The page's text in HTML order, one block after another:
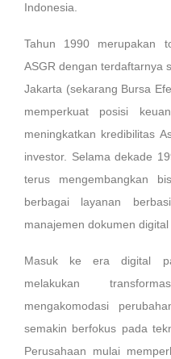
Indonesia.
Tahun 1990 merupakan
ASGR dengan terdaftarnya
Jakarta (sekarang Bursa
memperkuat posisi
meningkatkan kredibilitas
investor. Selama dekade
terus mengembangkan
berbagai layanan
manajemen dokumen digital
Masuk ke era digital
melakukan
mengakomodasi
semakin berfokus pada
Perusahaan mulai